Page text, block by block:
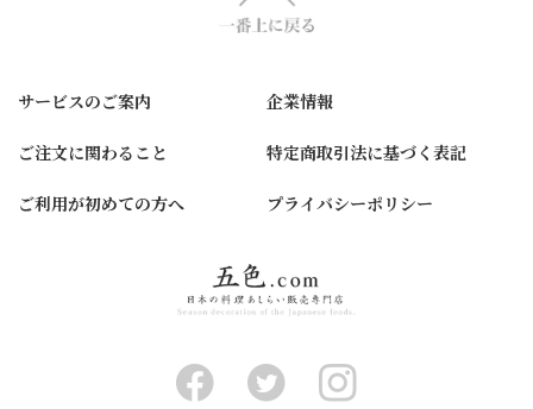
サービスのご案内 企業情報
ご注文に関わること 特定商取引法に基づく表記
ご利用が初めての方へ プライバシーポリシー